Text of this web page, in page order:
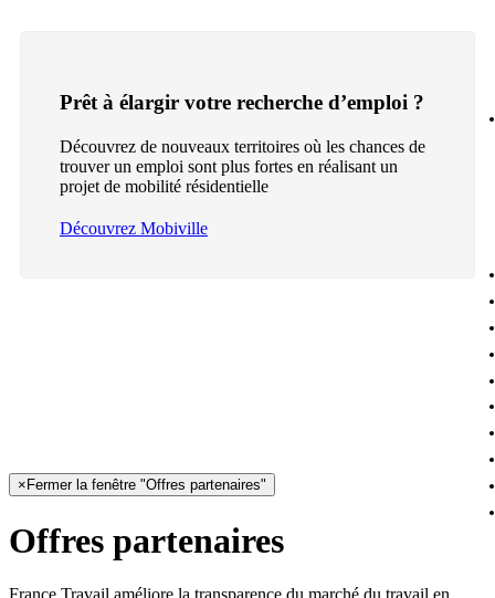
Prêt à élargir votre recherche d’emploi ?
Découvrez de nouveaux territoires où les chances de
trouver un emploi sont plus fortes en réalisant un
projet de mobilité résidentielle
Découvrez Mobiville
× Fermer la fenêtre "Offres partenaires"
Offres partenaires